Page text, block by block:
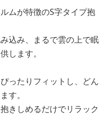
ムが特徴のS字タイプ抱
込み、まるで雲の上で眠
します。
ったりフィットし、どん
す。
きしめるだけでリラック